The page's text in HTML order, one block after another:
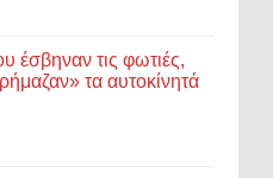
έσβηναν τις φωτιές,
τα αυτοκίνητά